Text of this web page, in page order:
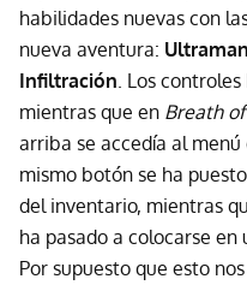
habilidades nuevas con
nueva aventura:
Infiltración . Los
mientras que en Breath
arriba se accedía al
mismo botón se ha
del inventario, mientras
ha pasado a colocarse en
Por supuesto que esto